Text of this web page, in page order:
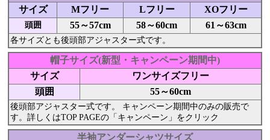
サイズ
Mフリー Lフリー XOフリー
頭囲 55～57cm 58～60cm 61～63cm
各サイズとも後頭部アジャスター式です。
帽子サイズ(新型・キャンペーン期間中)
サイズ
ワンサイズフリー
頭囲
55～60cm
後頭部アジャスター式です。 キャンペーン期間中のみの販売で
す。詳しくはTOP PAGEの「キャンペーン」をクリック
半袖アンダーシャツサイズ